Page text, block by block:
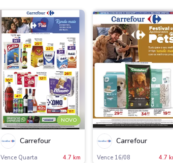
NOVO
Carrefour
Vence Quarta 4.7 km
Carrefour
Vence 16/08 4.7